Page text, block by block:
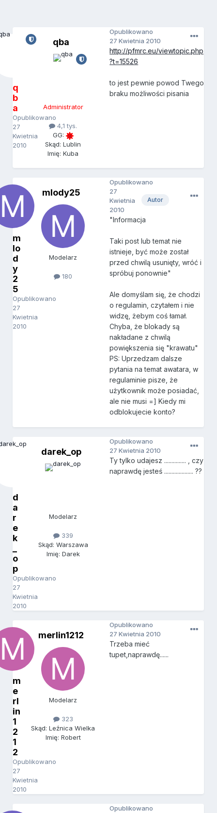
q
b
a
Opublikowano
27
Kwietnia
2010
qba
Administrator
4,1 tys.
GG:
Skąd: Lublin
Imię: Kuba
Opublikowano
27 Kwietnia 2010
http://pfmrc.eu/viewtopic.php
?t=15526
to jest pewnie powod Twego
braku możliwości pisania
m
lo
d
y
2
5
Opublikowano
27
Kwietnia
2010
mlody25
Modelarz
180
Autor
Opublikowano
27
Kwietnia
2010
"Informacja
Taki post lub temat nie
istnieje, być może został
przed chwilą usunięty, wróć i
spróbuj ponownie"
Ale domyślam się, że chodzi
o regulamin, czytałem i nie
widzę, żebym coś łamał.
Chyba, że blokady są
nakładane z chwilą
powiększenia się "krawatu"
PS: Uprzedzam dalsze
pytania na temat awatara, w
regulaminie pisze, że
użytkownik może posiadać,
ale nie musi =] Kiedy mi
odblokujecie konto?
d
a
r
e
k
o
p
Opublikowano
27
Kwietnia
2010
darek_op
Modelarz
339
Skąd: Warszawa
Imię: Darek
Opublikowano
27 Kwietnia 2010
Ty tylko udajesz ............... , czy
naprawdę jesteś .................... ??
m
e
rl
in
1
2
1
2
Opublikowano
27
Kwietnia
2010
merlin1212
Modelarz
323
Skąd: Leźnica Wielka
Imię: Robert
Opublikowano
27 Kwietnia 2010
Trzeba mieć
tupet,naprawdę......
Opublikowano